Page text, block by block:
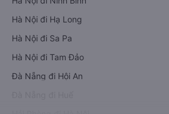
Hà Nội đi Hạ Long
Hà Nội đi Sa Pa
Hà Nội đi Tam Đảo
Đà Nẵng đi Hội An